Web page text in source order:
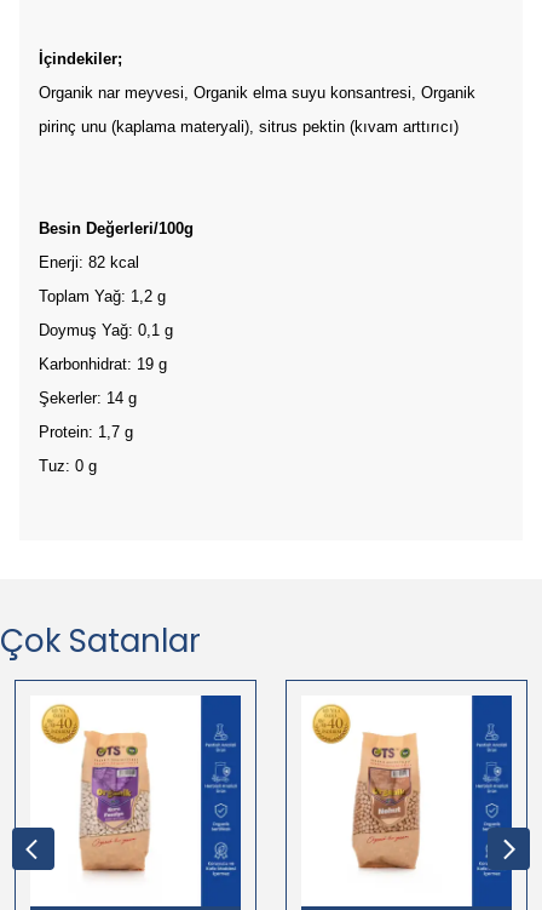
İçindekiler;
Organik nar meyvesi, Organik elma suyu konsantresi, Organik
pirinç unu (kaplama materyali), sitrus pektin (kıvam arttırıcı)
Besin Değerleri/100g
Enerji: 82 kcal
Toplam Yağ: 1,2 g
Doymuş Yağ: 0,1 g
Karbonhidrat: 19 g
Şekerler: 14 g
Protein: 1,7 g
Tuz: 0 g
Çok Satanlar